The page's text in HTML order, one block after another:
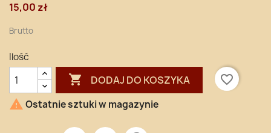
15,00 zł
Brutto
Ilość
 DODAJ DO KOSZYKA
favorite_border
 Ostatnie sztuki w magazynie